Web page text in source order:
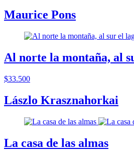
Maurice Pons
Al norte la montaña, al
$33.500
Lászlo Krasznahorkai
La casa de las almas